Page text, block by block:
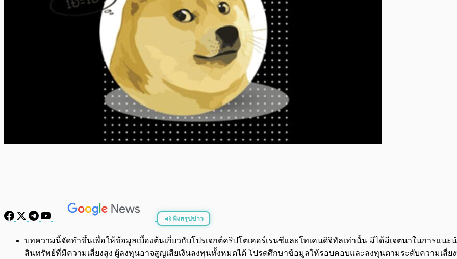
ฟังสรุปข่าว
พร้อมเล่น
บทความนี้จัดทำขึ้นเพื่อให้ข้อมูลเบื้องต้นเกี่ยวกับโปรเจกต์คริปโตเคอร์เรนซีและโทเคนดิจิทัลเท่านั้น มิได้มีเจตนาในการแน
สินทรัพย์ที่มีความเสี่ยงสูง ผู้ลงทุนอาจสูญเสียเงินลงทุนทั้งหมดได้ โปรดศึกษาข้อมูลให้รอบคอบและลงทุนตามระดับความเสี่ย